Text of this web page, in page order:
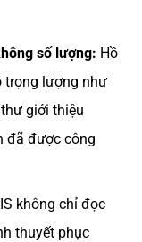
số lượng: Hồ
trọng lượng như
giới thiệu
đã được công
không chỉ đọc
thuyết phục